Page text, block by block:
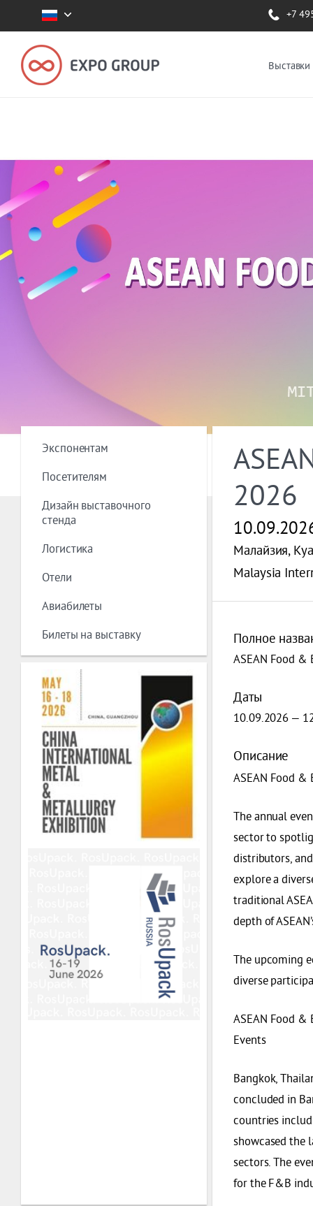
+7
Экспонентам
Посетителям
Дизайн выставочного
стенда
Логистика
Отели
Авиабилеты
Билеты на выставку
2026
Малайзия,
Malaysia
Полное
ASEAN Food &
Даты
10.09.2026 —
Описание
ASEAN Food &
The annual
sector to
distributors,
explore a
traditional
depth of
The upcoming
diverse
ASEAN Food &
Events
Bangkok,
concluded in
countries
showcased the
sectors. The
for the F&B